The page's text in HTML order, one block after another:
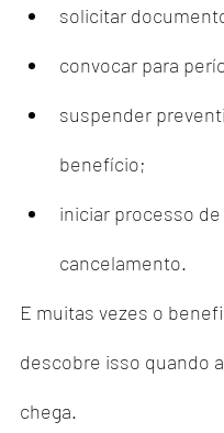
solicitar
convocar para
suspender
benefício;
iniciar processo
cancelamento.
E muitas vezes o
descobre isso quando
chega.